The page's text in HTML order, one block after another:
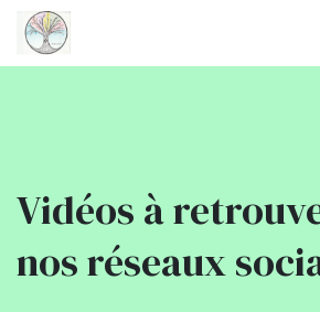
Se rendre au contenu
Vidéos à
nos réseaux